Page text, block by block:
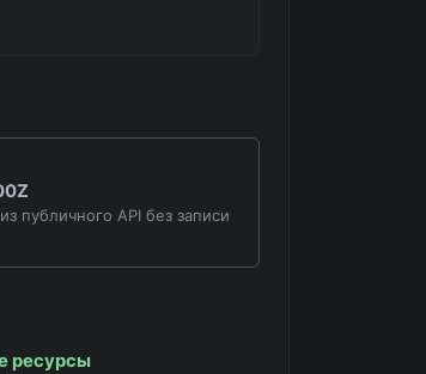
публичного API без записи
ресурсы